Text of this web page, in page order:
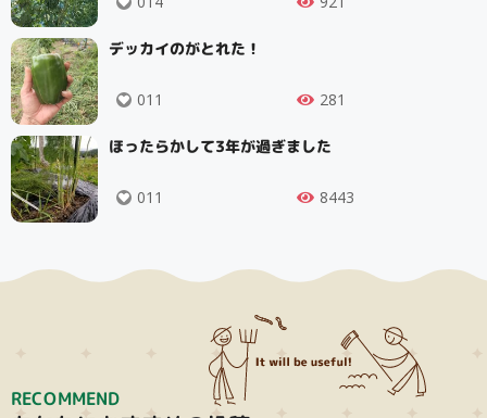
デッカイのがとれた！
011 281
ほったらかして3年が過ぎました
011 8443
RECOMMEND